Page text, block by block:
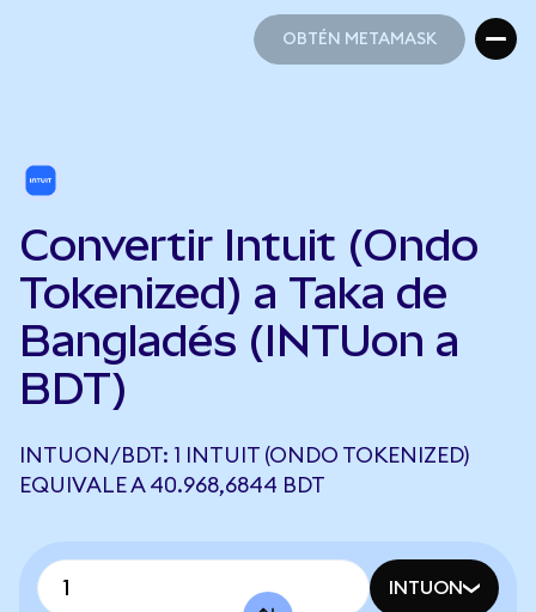
OBTÉN METAMASK
Convertir Intuit (Ondo
Tokenized) a Taka de
Bangladés (INTUon a
BDT)
INTUON/BDT: 1 INTUIT (ONDO TOKENIZED)
EQUIVALE A 40.968,6844 BDT
INTUON